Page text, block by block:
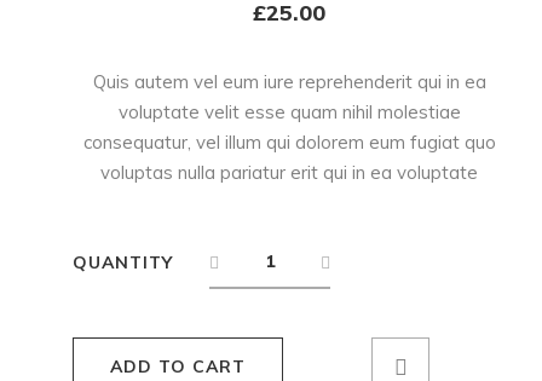
£25.00
Quis autem vel eum iure reprehenderit qui in ea
voluptate velit esse quam nihil molestiae
consequatur, vel illum qui dolorem eum fugiat quo
voluptas nulla pariatur erit qui in ea voluptate
QUANTITY
ADD TO CART